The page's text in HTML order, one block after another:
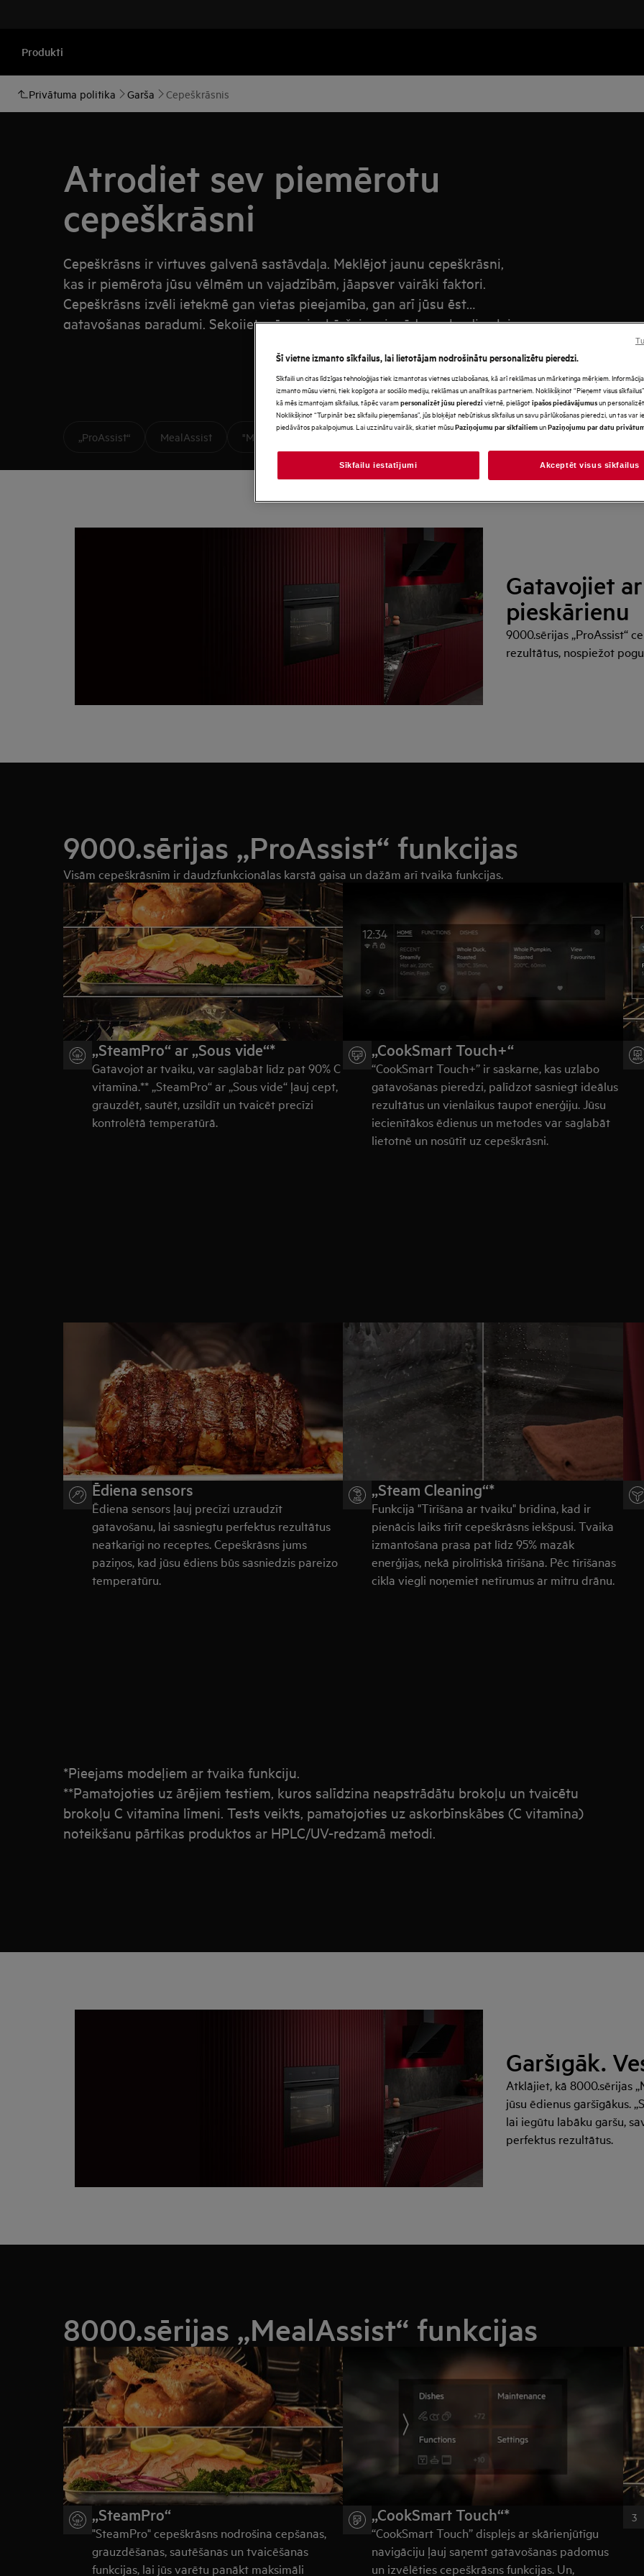
Produkti
Privātuma politika Garša Cepeškrāsnis
Atrodiet sev piemērotu
cepeškrāsni
Cepeškrāsns ir virtuves galvenā sastāvdaļa. Meklējot jaunu cepeškrāsni,
kas ir piemērota jūsu vēlmēm un vajadzībām, jāapsver vairāki faktori.
Cepeškrāsns izvēli ietekmē gan vietas pieejamība, gan arī jūsu ēst
gatavošanas paradumi. Sekojiet mūsu vienkāršajam iegādes ceļvedim, lai
„ProAssist“ MealAssist "MealAssist"
Gatavojiet
pieskārienu
9000.sērijas „ProAssist“
rezultātus, nospiežot
9000.sērijas „ProAssist“ funkcijas
Visām cepeškrāsnīm ir daudzfunkcionālas karstā gaisa un dažām arī tvaika funkcijas.
„SteamPro“ ar „Sous vide“*
Gatavojot ar tvaiku, var saglabāt līdz pat 90% C
vitamīna.** „SteamPro“ ar „Sous vide“ ļauj cept,
grauzdēt, sautēt, uzsildīt un tvaicēt precīzi
kontrolētā temperatūrā.
„CookSmart Touch+“
“CookSmart Touch+” ir saskarne, kas uzlabo
gatavošanas pieredzi, palīdzot sasniegt ideālus
rezultātus un vienlaikus taupot enerģiju. Jūsu
iecienītākos ēdienus un metodes var saglabāt
lietotnē un nosūtīt uz cepeškrāsni.
Ēdiena sensors
Ēdiena sensors ļauj precīzi uzraudzīt
gatavošanu, lai sasniegtu perfektus rezultātus
neatkarīgi no receptes.Cepeškrāsns jums
paziņos, kad jūsu ēdiens būs sasniedzis pareizo
temperatūru.
„Steam Cleaning“*
Funkcija "Tīrīšana ar tvaiku" brīdina, kad ir
pienācis laiks tīrīt cepeškrāsns iekšpusi.Tvaika
izmantošana prasa pat līdz 95% mazāk
enerģijas, nekā pirolītiskā tīrīšana. Pēc tīrīšanas
cikla viegli noņemiet netīrumus ar mitru drānu.
*Pieejams modeļiem ar tvaika funkciju.
**Pamatojoties uz ārējiem testiem, kuros salīdzina neapstrādātu brokoļu un tvaicētu
brokoļu C vitamīna līmeni. Tests veikts, pamatojoties uz askorbīnskābes (C vitamīna)
noteikšanu pārtikas produktos ar HPLC/UV-redzamā metodi.
Garšīgāk.
Atklājiet, kā 8000.sērijas
jūsu ēdienus garšīgākus. „
lai iegūtu labāku garšu,
perfektus rezultātus.
8000.sērijas „MealAssist“ funkcijas
„SteamPro“
"SteamPro" cepeškrāsns nodrošina cepšanas,
grauzdēšanas, sautēšanas un tvaicēšanas
funkcijas, lai jūs varētu panākt maksimāli
„CookSmart Touch“*
“CookSmart Touch” displejs ar skārienjūtīgu
navigāciju ļauj saņemt gatavošanas padomus
un izvēlēties cepeškrāsns funkcijas. Un,
3
Šī vietne izmanto sīkfailus, lai lietotājam nodrošinātu personalizētu pieredzi.
Sīkfaili un citas līdzīgas tehnoloģijas tiek izmantotas vietnes uzlabošanas, kā arī reklāmas un mārketinga mērķiem.
izmanto mūsu vietni, tiek kopīgota ar sociālo mediju, reklāmas un analītikas partneriem. Noklikšķinot “Pieņemt visus
kā mēs izmantojam sīkfailus, tāpēc varampersonalizēt jūsu pieredzi vietnē, pielāgotīpašos piedāvājumusun
Noklikšķinot “Turpināt bez sīkfailu pieņemšanas”, jūs bloķējat nebūtiskus sīkfailus un savu pārlūkošanas pieredzi, un tas var
piedāvātos pakalpojumus. Lai uzzinātu vairāk, skatiet mūsuPaziņojumu par sīkfailiemunPaziņojumu par datu
Sīkfailu iestatījumi Akceptēt visus sīkfailus